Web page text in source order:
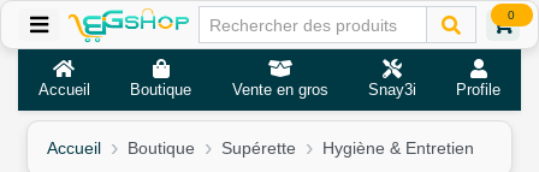
0
Accueil Boutique Vente en gros Snay3i Profile
Accueil Boutique Supérette Hygiène & Entretien